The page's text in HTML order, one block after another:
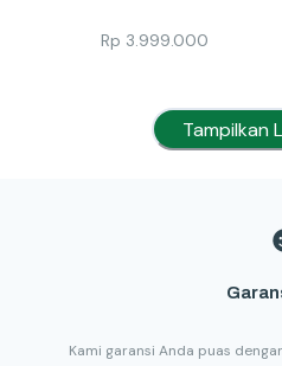
Rp 3.999.000
Tampilkan
Kami garansi Anda puas